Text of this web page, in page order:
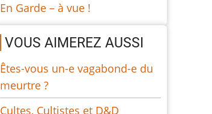
En Garde – à vue !
VOUS AIMEREZ AUSSI
Êtes-vous un-e vagabond-e du
meurtre ?
Cultes, Cultistes et D&D